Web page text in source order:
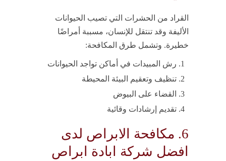
القراد من الحشرات التي تصيب الحيوانات
الأليفة وقد تنتقل للإنسان، مسببة أمراضًا
خطيرة. وتشمل طرق المكافحة:
رش المبيدات في أماكن تواجد الحيوانات
تنظيف وتعقيم البيئة المحيطة
القضاء على البيوض
تقديم إرشادات وقائية
6. مكافحة الابراص لدى
افضل شركة ابادة ابراص